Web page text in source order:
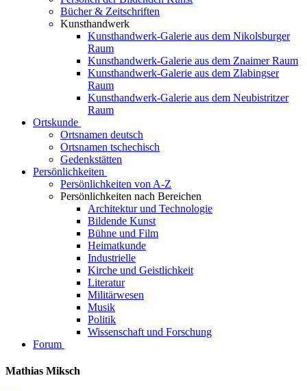
Bücher & Zeitschriften
Kunsthandwerk
Kunsthandwerk-Galerie aus dem Nikolsburger
Raum
Kunsthandwerk-Galerie aus dem Znaimer Raum
Kunsthandwerk-Galerie aus dem Zlabingser
Raum
Kunsthandwerk-Galerie aus dem Neubistritzer
Raum
Ortskunde
Ortsnamen deutsch
Ortsnamen tschechisch
Gedenkstätten
Persönlichkeiten
Persönlichkeiten von A-Z
Persönlichkeiten nach Bereichen
Architektur und Technologie
Bildende Kunst
Bühne und Film
Heimatkunde
Industrielle
Kirche und Geistlichkeit
Literatur
Militärwesen
Musik
Politik
Wissenschaft und Forschung
Forum
Mathias Miksch